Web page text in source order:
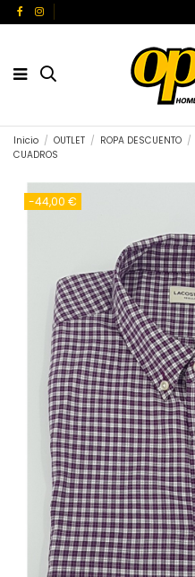
Inicio OUTLET ROPA DESCUENTO
CUADROS
-44,00 €